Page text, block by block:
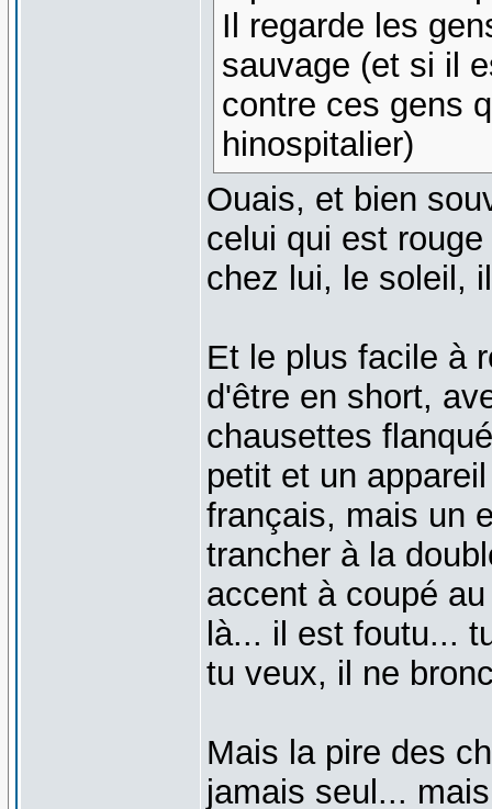
Il regarde les
sauvage (et si il
contre ces gens
hinospitalier)
Ouais, et bien
celui qui est
chez lui, le soleil,
Et le plus facile à
d'être en short,
chausettes
petit et un
français, mais un
trancher à la
accent à coupé
là... il est foutu...
tu veux, il ne
Mais la pire des
jamais seul...